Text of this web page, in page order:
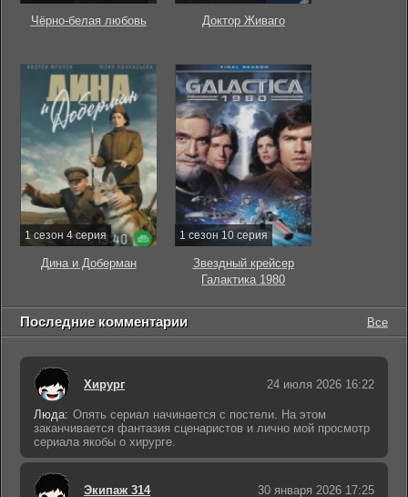
Чёрно-белая любовь Доктор Живаго
1 сезон 4 серия
Дина и Доберман
1 сезон 10 серия
Звездный крейсер
Галактика 1980
Последние комментарии Все
Хирург 24 июля 2026 16:22
Люда: Опять сериал начинается с постели. На этом
заканчивается фантазия сценаристов и лично мой просмотр
сериала якобы о хирурге.
Экипаж 314 30 января 2026 17:25